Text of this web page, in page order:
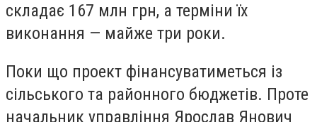
складає 167 млн грн, а терміни їх
виконання — майже три роки.
Поки що проект фінансуватиметься із
сільського та районного бюджетів. Проте
начальник управління Ярослав Янович